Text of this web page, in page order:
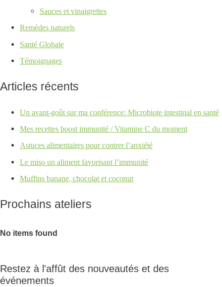
Sauces et vinaigrettes
Remèdes naturels
Santé Globale
Témoignages
Articles récents
Un avant-goût sur ma conférence: Microbiote intestinal en santé
Mes recettes boost immunité / Vitamine C du moment
Astuces alimentaires pour contrer l’anxiété
Le miso un aliment favorisant l’immunité
Muffins banane, chocolat et coconut
Prochains ateliers
No items found
Restez à l'affût des nouveautés et des
événements